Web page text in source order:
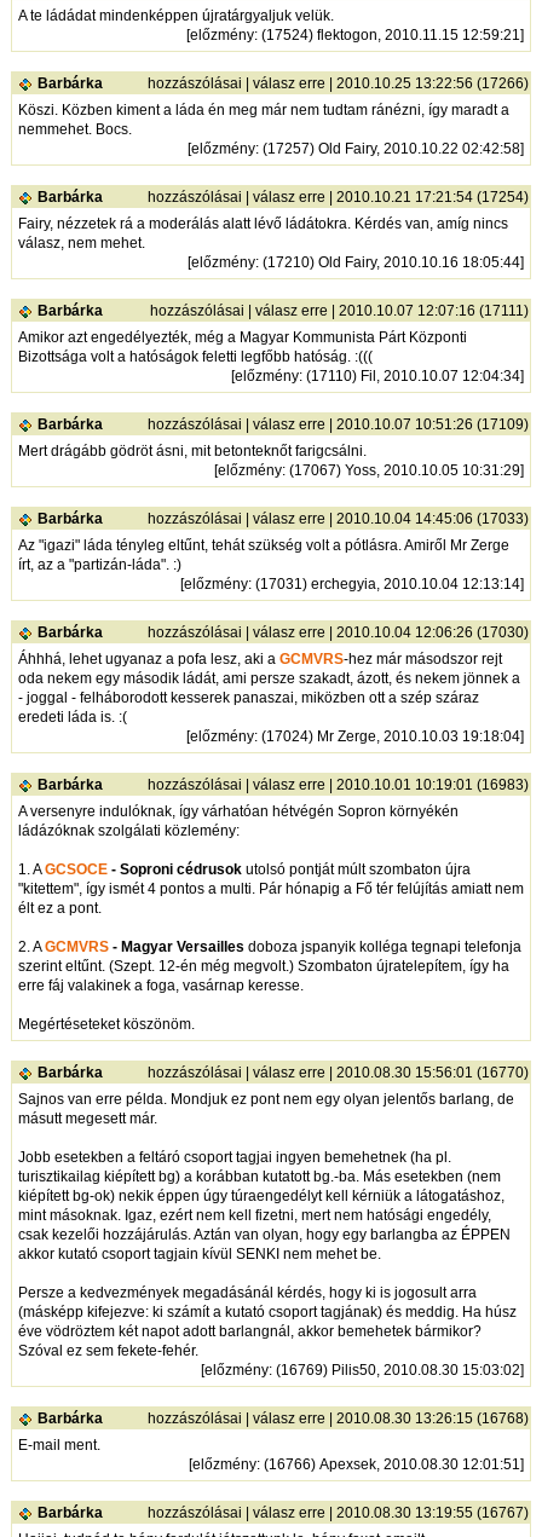
A te ládádat mindenképpen újratárgyaljuk velük.
[előzmény: (17524) flektogon, 2010.11.15 12:59:21]
Barbárka hozzászólásai |válasz erre | 2010.10.25 13:22:56 (17266)
Köszi. Közben kiment a láda én meg már nem tudtam ránézni, így maradt a
nemmehet. Bocs.
[előzmény: (17257) Old Fairy, 2010.10.22 02:42:58]
Barbárka hozzászólásai |válasz erre | 2010.10.21 17:21:54 (17254)
Fairy, nézzetek rá a moderálás alatt lévő ládátokra. Kérdés van, amíg nincs
válasz, nem mehet.
[előzmény: (17210) Old Fairy, 2010.10.16 18:05:44]
Barbárka hozzászólásai |válasz erre | 2010.10.07 12:07:16 (17111)
Amikor azt engedélyezték, még a Magyar Kommunista Párt Központi
Bizottsága volt a hatóságok feletti legfőbb hatóság. :(((
[előzmény: (17110) Fil, 2010.10.07 12:04:34]
Barbárka hozzászólásai |válasz erre | 2010.10.07 10:51:26 (17109)
Mert drágább gödröt ásni, mit betonteknőt farigcsálni.
[előzmény: (17067) Yoss, 2010.10.05 10:31:29]
Barbárka hozzászólásai |válasz erre | 2010.10.04 14:45:06 (17033)
Az "igazi" láda tényleg eltűnt, tehát szükség volt a pótlásra. Amiről Mr Zerge
írt, az a "partizán-láda". :)
[előzmény: (17031) erchegyia, 2010.10.04 12:13:14]
Barbárka hozzászólásai |válasz erre | 2010.10.04 12:06:26 (17030)
Áhhhá, lehet ugyanaz a pofa lesz, aki aGCMVRS-hez már másodszor rejt
oda nekem egy második ládát, ami persze szakadt, ázott, és nekem jönnek a
- joggal - felháborodott kesserek panaszai, miközben ott a szép száraz
eredeti láda is. :(
[előzmény: (17024) Mr Zerge, 2010.10.03 19:18:04]
Barbárka hozzászólásai |válasz erre | 2010.10.01 10:19:01 (16983)
A versenyre indulóknak, így várhatóan hétvégén Sopron környékén
ládázóknak szolgálati közlemény:
1. AGCSOCE - Soproni cédrusok utolsó pontját múlt szombaton újra
"kitettem", így ismét 4 pontos a multi. Pár hónapig a Fő tér felújítás amiatt nem
élt ez a pont.
2. AGCMVRS - Magyar Versailles doboza jspanyik kolléga tegnapi telefonja
szerint eltűnt. (Szept. 12-én még megvolt.) Szombaton újratelepítem, így ha
erre fáj valakinek a foga, vasárnap keresse.
Megértéseteket köszönöm.
Barbárka hozzászólásai |válasz erre | 2010.08.30 15:56:01 (16770)
Sajnos van erre példa. Mondjuk ez pont nem egy olyan jelentős barlang, de
másutt megesett már.
Jobb esetekben a feltáró csoport tagjai ingyen bemehetnek (ha pl.
turisztikailag kiépített bg) a korábban kutatott bg.-ba. Más esetekben (nem
kiépített bg-ok) nekik éppen úgy túraengedélyt kell kérniük a látogatáshoz,
mint másoknak. Igaz, ezért nem kell fizetni, mert nem hatósági engedély,
csak kezelői hozzájárulás. Aztán van olyan, hogy egy barlangba az ÉPPEN
akkor kutató csoport tagjain kívül SENKI nem mehet be.
Persze a kedvezmények megadásánál kérdés, hogy ki is jogosult arra
(másképp kifejezve: ki számít a kutató csoport tagjának) és meddig. Ha húsz
éve vödröztem két napot adott barlangnál, akkor bemehetek bármikor?
Szóval ez sem fekete-fehér.
[előzmény: (16769) Pilis50, 2010.08.30 15:03:02]
Barbárka hozzászólásai |válasz erre | 2010.08.30 13:26:15 (16768)
E-mail ment.
[előzmény: (16766) Apexsek, 2010.08.30 12:01:51]
Barbárka hozzászólásai |válasz erre | 2010.08.30 13:19:55 (16767)